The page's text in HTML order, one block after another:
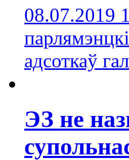
08.07.2019
адсоткаў
ЭЗ не